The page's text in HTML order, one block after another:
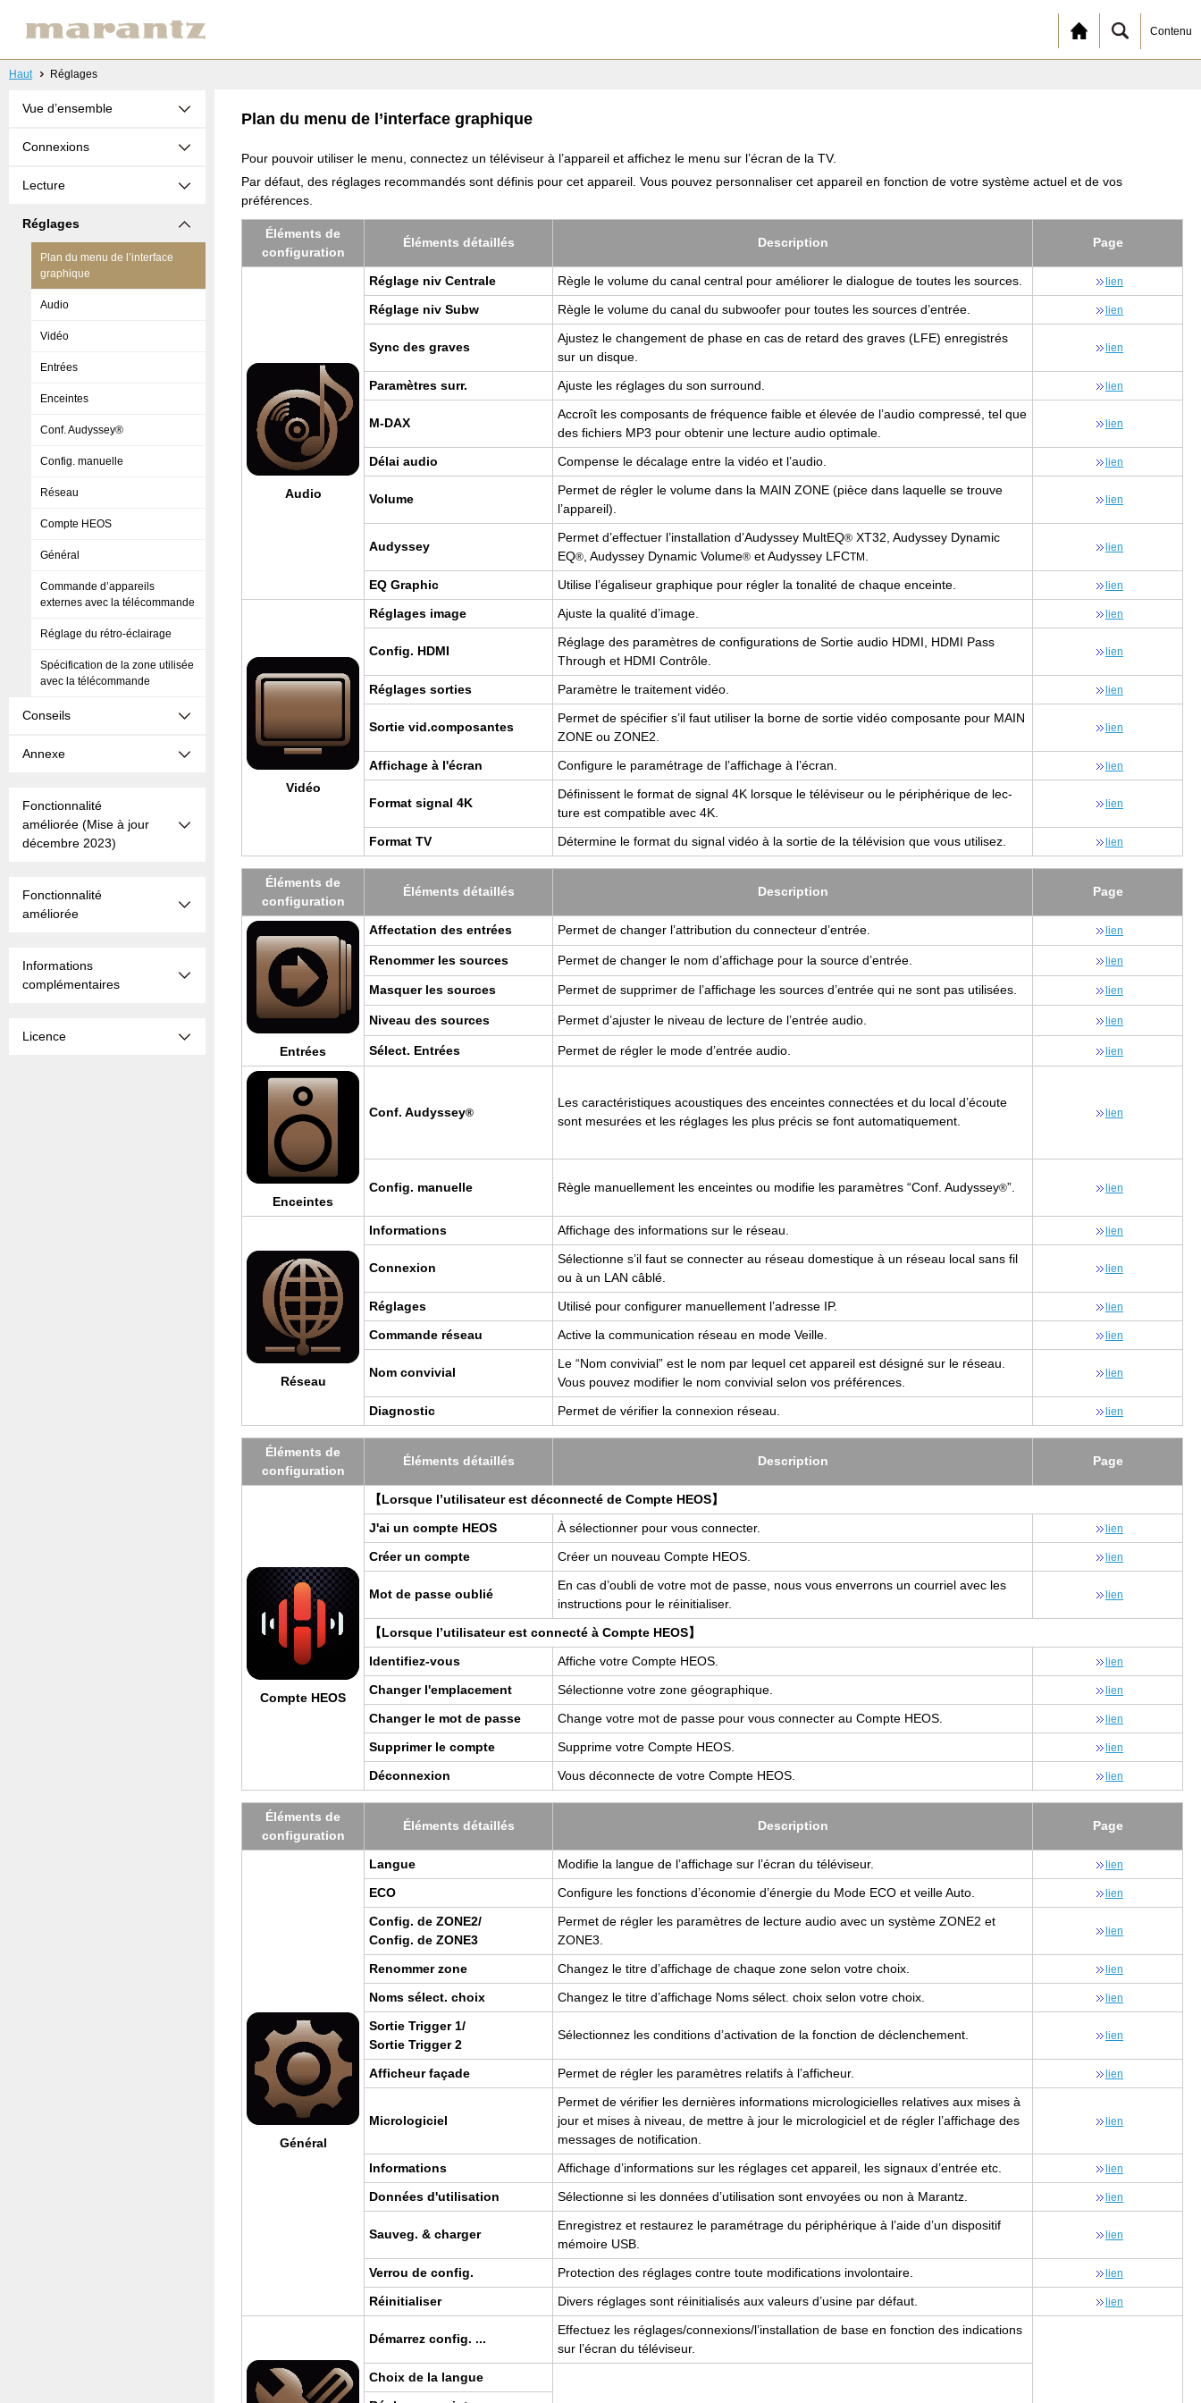
Contenu
Haut Réglages
Vue d’ensemble
Connexions
Lecture
Réglages
Plan du menu de l’interface
graphique
Audio
Vidéo
Entrées
Enceintes
Conf. Audyssey®
Config. manuelle
Réseau
Compte HEOS
Général
Commande d’appareils
externes avec la télécommande
Réglage du rétro-éclairage
Spécification de la zone utilisée
avec la télécommande
Conseils
Annexe
Fonctionnalité
améliorée (Mise à jour
décembre 2023)
Fonctionnalité
améliorée
Informations
complémentaires
Licence
Plan du menu de l’interface graphique
Pour pouvoir utiliser le menu, connectez un téléviseur à l’appareil et affichez le menu sur l’écran de la TV.
Par défaut, des réglages recommandés sont définis pour cet appareil. Vous pouvez personnaliser cet appareil en fonction de votre système actuel et de vos
préférences.
Élé­ments de
confi­gu­ra­tion
Élé­ments détaillés Des­crip­tion Page
Audio
Réglage niv Cen­trale Règle le volume du canal cen­tral pour amé­lio­rer le dia­logue de toutes les sources. lien
Réglage niv Subw Règle le volume du canal du sub­woo­fer pour toutes les sources d’en­trée. lien
Sync des graves
Ajus­tez le chan­ge­ment de phase en cas de retard des graves (LFE) enre­gis­trés
sur un disque.
lien
Para­mètres surr. Ajuste les réglages du son sur­round. lien
M-DAX
Accroît les com­po­sants de fré­quence faible et éle­vée de l’au­dio com­pressé, tel que
des fichiers MP3 pour obte­nir une lec­ture audio opti­male.
lien
Délai audio Com­pense le déca­lage entre la vidéo et l’au­dio. lien
Volume
Per­met de régler le volume dans la MAIN ZONE (pièce dans laquelle se trouve
l’ap­pa­reil).
lien
Audys­sey
Per­met d’ef­fec­tuer l’ins­tal­la­tion d’Au­dys­sey Mul­tEQ® XT32, Audys­sey Dyna­mic
EQ®, Audys­sey Dyna­mic Volume® et Audys­sey LFCTM .
lien
EQ Gra­phic Uti­lise l’éga­li­seur gra­phique pour régler la tona­lité de chaque enceinte. lien
Vidéo
Réglages image Ajuste la qua­lité d’image. lien
Config. HDMI
Réglage des para­mètres de confi­gu­ra­tions de Sor­tie audio HDMI, HDMI Pass
Through et HDMI Contrôle.
lien
Réglages sor­ties Para­mètre le trai­te­ment vidéo. lien
Sor­tie vid.​composantes
Per­met de spé­ci­fier s’il faut uti­li­ser la borne de sor­tie vidéo com­po­sante pour MAIN
ZONE ou ZONE2.
lien
Affi­chage à l'écran Confi­gure le para­mé­trage de l’af­fi­chage à l’écran. lien
For­mat signal 4K
Défi­nissent le for­mat de signal 4K lorsque le télé­vi­seur ou le péri­phé­rique de lec­
ture est com­pa­tible avec 4K.
lien
For­mat TV Déter­mine le for­mat du signal vidéo à la sor­tie de la télé­vi­sion que vous uti­li­sez. lien
Élé­ments de
confi­gu­ra­tion
Élé­ments détaillés Des­crip­tion Page
Entrées
Affec­ta­tion des entrées Per­met de chan­ger l’at­tri­bu­tion du connec­teur d’en­trée. lien
Renom­mer les sources Per­met de chan­ger le nom d’af­fi­chage pour la source d’en­trée. lien
Mas­quer les sources Per­met de sup­pri­mer de l’af­fi­chage les sources d’en­trée qui ne sont pas uti­li­sées. lien
Niveau des sources Per­met d’ajus­ter le niveau de lec­ture de l’en­trée audio. lien
Sélect. Entrées Per­met de régler le mode d’en­trée audio. lien
Enceintes
Conf. Audys­sey®
Les carac­té­ris­tiques acous­tiques des enceintes connec­tées et du local d’écoute
sont mesu­rées et les réglages les plus pré­cis se font auto­ma­ti­que­ment.
lien
Config. manuelle Règle manuel­le­ment les enceintes ou modi­fie les para­mètres “Conf. Audys­sey®”. lien
Réseau
Infor­ma­tions Affi­chage des infor­ma­tions sur le réseau. lien
Connexion
Sélec­tionne s’il faut se connec­ter au réseau domes­tique à un réseau local sans fil
ou à un LAN câblé.
lien
Réglages Uti­lisé pour confi­gu­rer manuel­le­ment l’adresse IP. lien
Com­mande réseau Active la com­mu­ni­ca­tion réseau en mode Veille. lien
Nom convi­vial
Le “Nom convi­vial” est le nom par lequel cet appa­reil est dési­gné sur le réseau.
Vous pou­vez modi­fier le nom convi­vial selon vos pré­fé­rences.
lien
Diag­nos­tic Per­met de véri­fier la connexion réseau. lien
Élé­ments de
confi­gu­ra­tion
Élé­ments détaillés Des­crip­tion Page
Compte HEOS
【Lorsque l’uti­li­sa­teur est décon­necté de Compte HEOS】
J'ai un compte HEOS
À sélec­tion­ner pour vous connec­ter. lien
Créer un compte Créer un nou­veau Compte HEOS. lien
Mot de passe oublié
En cas d’ou­bli de votre mot de passe, nous vous enver­rons un cour­riel avec les
ins­truc­tions pour le réini­tia­li­ser.
lien
【Lorsque l’uti­li­sa­teur est connecté à Compte HEOS】
Iden­ti­fiez-vous
Affiche votre Compte HEOS. lien
Chan­ger l'em­pla­ce­ment Sélec­tionne votre zone géo­gra­phique. lien
Chan­ger le mot de passe Change votre mot de passe pour vous connec­ter au Compte HEOS. lien
Sup­pri­mer le compte Sup­prime votre Compte HEOS. lien
Décon­nexion Vous décon­necte de votre Compte HEOS. lien
Élé­ments de
confi­gu­ra­tion
Élé­ments détaillés Des­crip­tion Page
Géné­ral
Langue Modi­fie la langue de l’af­fi­chage sur l’écran du télé­vi­seur. lien
ECO Confi­gure les fonc­tions d’éco­no­mie d’éner­gie du Mode ECO et veille Auto. lien
Config. de ZONE2/
Config. de ZONE3
Per­met de régler les para­mètres de lec­ture audio avec un sys­tème ZONE2 et
ZONE3.
lien
Renom­mer zone Chan­gez le titre d’af­fi­chage de chaque zone selon votre choix. lien
Noms sélect. choix Chan­gez le titre d’af­fi­chage Noms sélect. choix selon votre choix. lien
Sor­tie Trig­ger 1/
Sor­tie Trig­ger 2
Sélec­tion­nez les condi­tions d’ac­ti­va­tion de la fonc­tion de déclen­che­ment. lien
Affi­cheur façade Per­met de régler les para­mètres rela­tifs à l’af­fi­cheur. lien
Micro­lo­gi­ciel
Per­met de véri­fier les der­nières infor­ma­tions micro­lo­gi­cielles rela­tives aux mises à
jour et mises à niveau, de mettre à jour le micro­lo­gi­ciel et de régler l’af­fi­chage des
mes­sages de noti­fi­ca­tion.
lien
Infor­ma­tions Affi­chage d’in­for­ma­tions sur les réglages cet appa­reil, les signaux d’en­trée etc. lien
Don­nées d'uti­li­sa­tion Sélec­tionne si les don­nées d’uti­li­sa­tion sont envoyées ou non à Marantz. lien
Sau­veg. & char­ger
Enre­gis­trez et res­tau­rez le para­mé­trage du péri­phé­rique à l’aide d’un dis­po­si­tif
mémoire USB.
lien
Ver­rou de config. Pro­tec­tion des réglages contre toute modi­fi­ca­tions invo­lon­taire. lien
Réini­tia­li­ser Divers réglages sont réini­tia­li­sés aux valeurs d’usine par défaut. lien
Démar­rez config. ...
Effec­tuez les réglages/connexions/l’ins­tal­la­tion de base en fonc­tion des indi­ca­tions
sur l’écran du télé­vi­seur.
Choix de la langue